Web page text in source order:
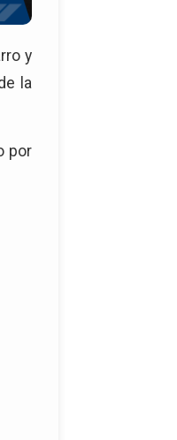
y
la
por